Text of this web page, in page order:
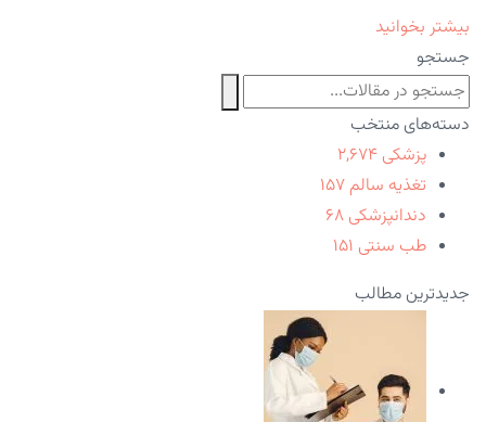
بیشتر بخوانید
جستجو
دسته‌های منتخب
پزشکی ۲,۶۷۴
تغذیه سالم ۱۵۷
دندانپزشکی ۶۸
طب سنتی ۱۵۱
جدیدترین مطالب